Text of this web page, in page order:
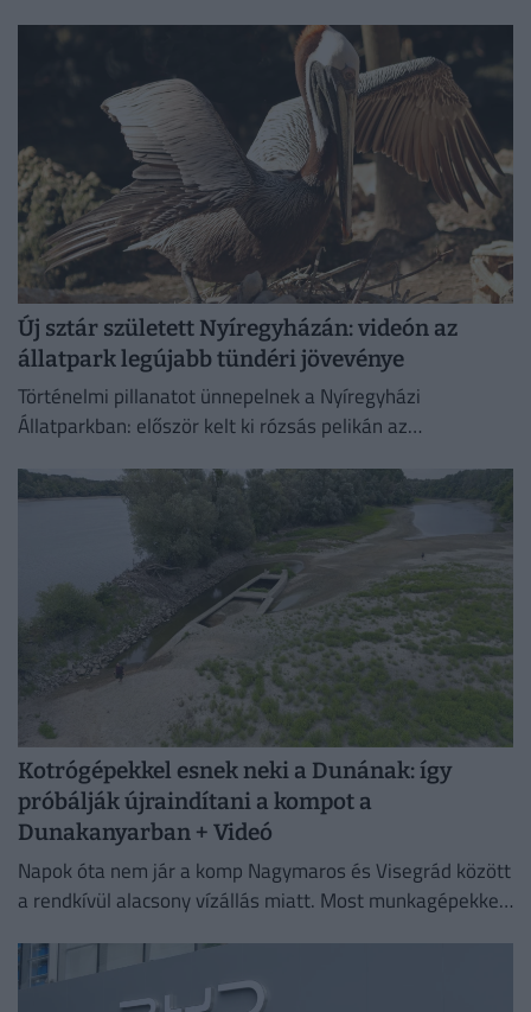
Új sztár született Nyíregyházán: videón az
állatpark legújabb tündéri jövevénye
Történelmi pillanatot ünnepelnek a Nyíregyházi
Állatparkban: először kelt ki rózsás pelikán az
szülő gondosan neveli, a kicsi pedig...
Kotrógépekkel esnek neki a Dunának: így
próbálják újraindítani a kompot a
Dunakanyarban + Videó
Napok óta nem jár a komp Nagymaros és Visegrád között
a rendkívül alacsony vízállás miatt. Most munkagépekkel
biztonságosan...